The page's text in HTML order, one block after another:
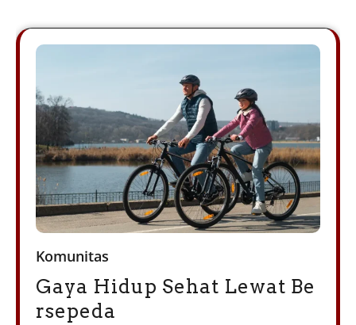
Komunitas
Gaya Hidup Sehat Lewat Be
rsepeda